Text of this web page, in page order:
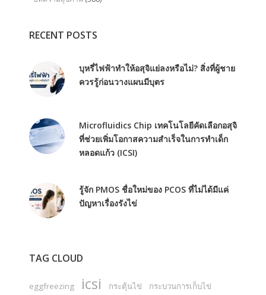
RECENT POSTS
บุหรี่ไฟฟ้าทำให้อสุจิแย่ลงหรือไม่? สิ่งที่ผู้ชาย
ควรรู้ก่อนวางแผนมีบุตร
Microfluidics Chip เทคโนโลยีคัดเลือกอสุจิ
ที่ช่วยเพิ่มโอกาสความสำเร็จในการทำเด็ก
หลอดแก้ว (ICSI)
รู้จัก PMOS ชื่อใหม่ของ PCOS ที่ไม่ได้มีแค่
ปัญหาเรื่องรังไข่
TAG CLOUD
eggfreezing icsi กระตุ้นไข่
กระบวนการเก็บไข่